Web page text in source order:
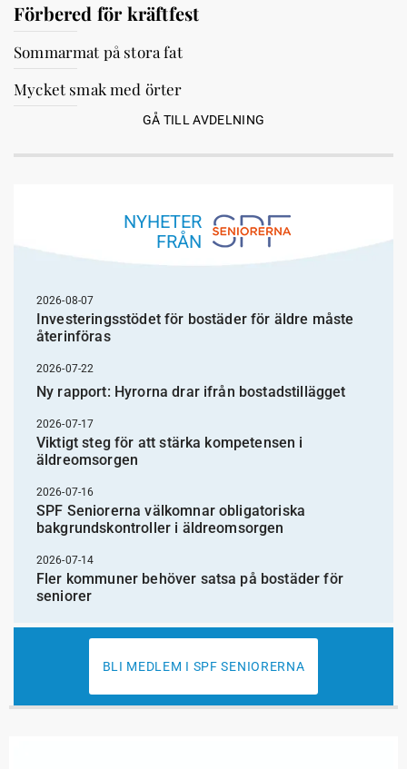
Förbered för kräftfest
Sommarmat på stora fat
Mycket smak med örter
GÅ TILL AVDELNING
NYHETER
FRÅN
2026-08-07
Investeringsstödet för bostäder för äldre måste
återinföras
2026-07-22
Ny rapport: Hyrorna drar ifrån bostadstillägget
2026-07-17
Viktigt steg för att stärka kompetensen i
äldreomsorgen
2026-07-16
SPF Seniorerna välkomnar obligatoriska
bakgrundskontroller i äldreomsorgen
2026-07-14
Fler kommuner behöver satsa på bostäder för
seniorer
BLI MEDLEM I SPF SENIORERNA